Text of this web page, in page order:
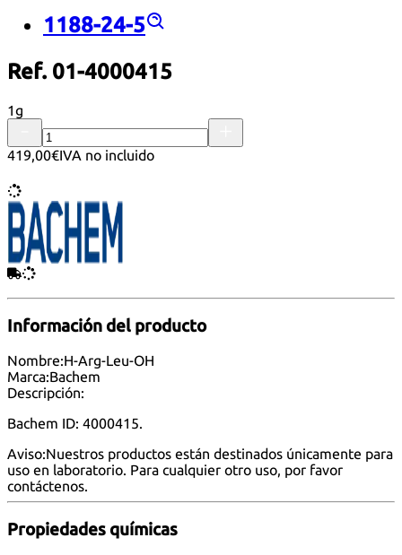
1188-24-5
Ref. 01-4000415
1g
419,00€IVA no incluido
Información del producto
Nombre:H-Arg-Leu-OH
Marca:Bachem
Descripción:
Bachem ID: 4000415.
Aviso:Nuestros productos están destinados únicamente para
uso en laboratorio. Para cualquier otro uso, por favor
contáctenos.
Propiedades químicas